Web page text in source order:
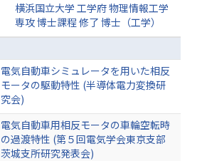
横浜国立大学 工学府 物理情報工学
専攻 博士課程 修了 博士（工学）
電気自動車シミュレータを用いた相反
モータの駆動特性 (半導体電力変換研
究会)
電気自動車用相反モータの車輪空転時
の過渡特性 (第５回電気学会東京支部
茨城支所研究発表会)